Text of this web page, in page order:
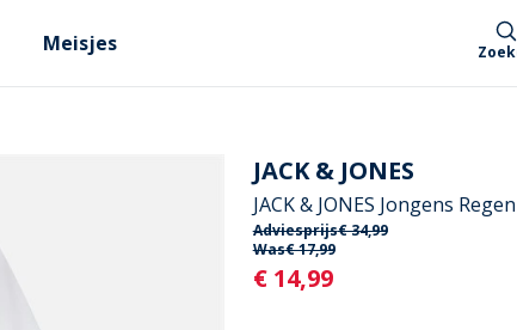
Meisjes
JACK & JONES
JACK & JONES Jongens
Adviesprijs€ 34,99
Was€ 17,99
Current
€ 14,99